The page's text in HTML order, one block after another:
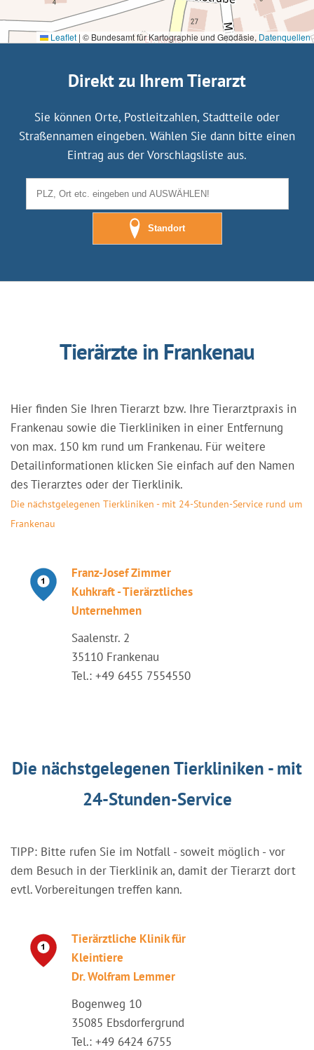
Leaflet | © Bundesamt für Kartographie und Geodäsie, Datenquellen
Direkt zu Ihrem Tierarzt
Sie können Orte, Postleitzahlen, Stadtteile oder
Straßennamen eingeben. Wählen Sie dann bitte einen
Eintrag aus der Vorschlagsliste aus.
Standort
Tierärzte in Frankenau
Hier finden Sie Ihren Tierarzt bzw. Ihre Tierarztpraxis in
Frankenau sowie die Tierkliniken in einer Entfernung
von max. 150 km rund um Frankenau. Für weitere
Detailinformationen klicken Sie einfach auf den Namen
des Tierarztes oder der Tierklinik.
Die nächstgelegenen Tierkliniken - mit 24-Stunden-Service rund um
Frankenau
Franz-Josef Zimmer
Kuhkraft - Tierärztliches
Unternehmen
Saalenstr. 2
35110 Frankenau
Tel.: +49 6455 7554550
Die nächstgelegenen Tierkliniken - mit
24-Stunden-Service
TIPP: Bitte rufen Sie im Notfall - soweit möglich - vor
dem Besuch in der Tierklinik an, damit der Tierarzt dort
evtl. Vorbereitungen treffen kann.
Tierärztliche Klinik für
Kleintiere
Dr. Wolfram Lemmer
Bogenweg 10
35085 Ebsdorfergrund
Tel.: +49 6424 6755